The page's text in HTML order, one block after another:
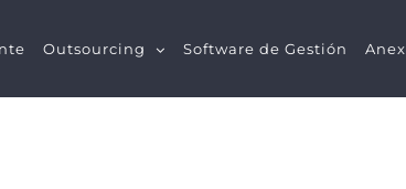
Outsourcing Software de Gestión